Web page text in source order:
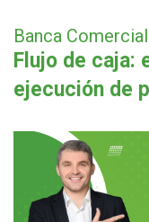
Banca Comercial
Flujo de caja:
ejecución de